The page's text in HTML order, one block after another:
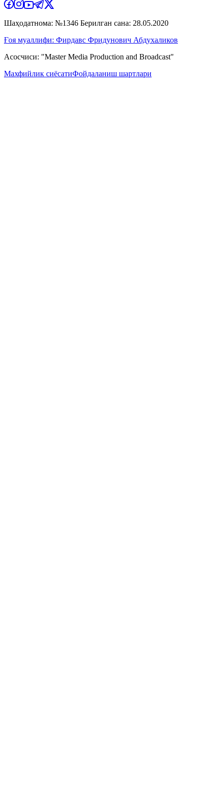
Шаҳодатнома: №1346 Берилган сана: 28.05.2020
Ғоя муаллифи: Фирдавс Фридунович Абдухаликов
Асосчиси: "Master Media Production and Broadcast"
Махфийлик сиёсатиФойдаланиш шартлари